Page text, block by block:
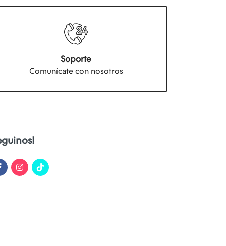
Soporte
Comunícate con nosotros